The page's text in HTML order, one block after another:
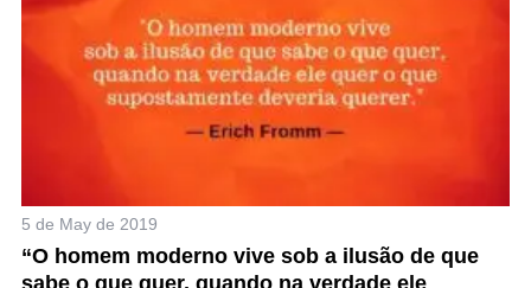
5 de May de 2019
“O homem moderno vive sob a ilusão de que
sabe o que quer, quando na verdade ele
S